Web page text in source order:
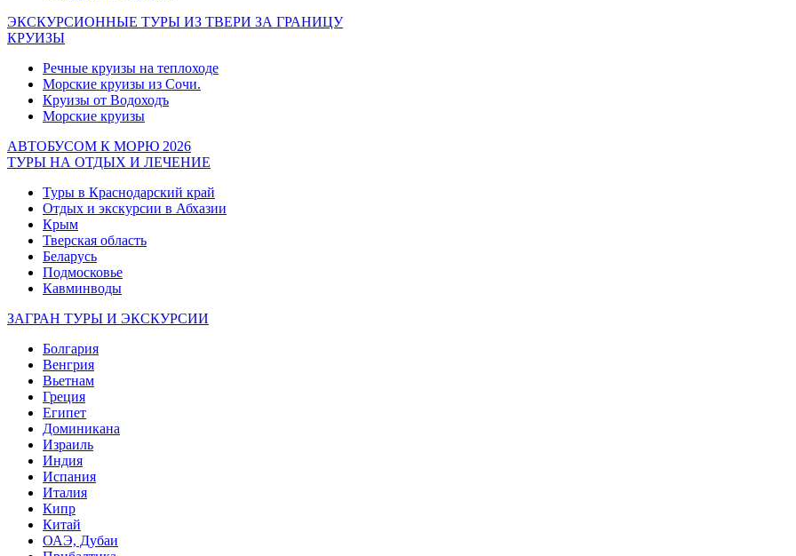
ЭКСКУРСИОННЫЕ ТУРЫ ИЗ ТВЕРИ ЗА ГРАНИЦУ
КРУИЗЫ
Речные круизы на теплоходе
Морские круизы из Сочи.
Круизы от Водоходъ
Морские круизы
АВТОБУСОМ К МОРЮ 2026
ТУРЫ НА ОТДЫХ И ЛЕЧЕНИЕ
Туры в Краснодарский край
Отдых и экскурсии в Абхазии
Крым
Тверская область
Беларусь
Подмосковье
Кавминводы
ЗАГРАН ТУРЫ И ЭКСКУРСИИ
Болгария
Венгрия
Вьетнам
Греция
Египет
Доминикана
Израиль
Индия
Испания
Италия
Кипр
Китай
ОАЭ, Дубаи